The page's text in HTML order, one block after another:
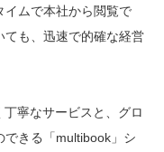
イムで本社から閲覧で
ても、迅速で的確な経営
寧なサービスと、グロ
できる「multibook」シ